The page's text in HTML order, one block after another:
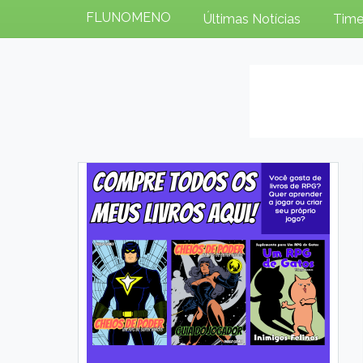
FLUNOMENO Últimas Notícias